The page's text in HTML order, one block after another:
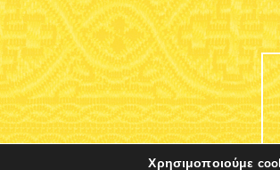
Χρησιμοποιούμε